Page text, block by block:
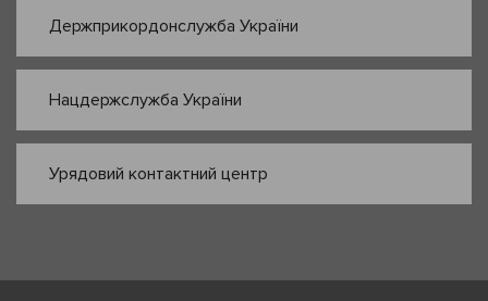
Держприкордонслужба України
Нацдержслужба України
Урядовий контактний центр